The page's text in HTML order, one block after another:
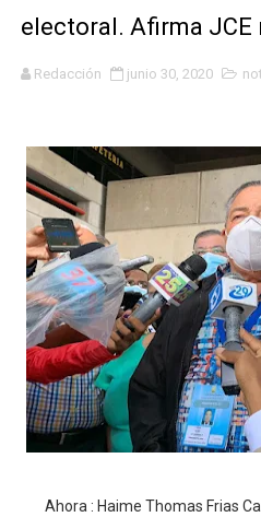
electoral. Afirma JCE
Redacción junio 30, 2020
Ahora : Haime Thomas Frias